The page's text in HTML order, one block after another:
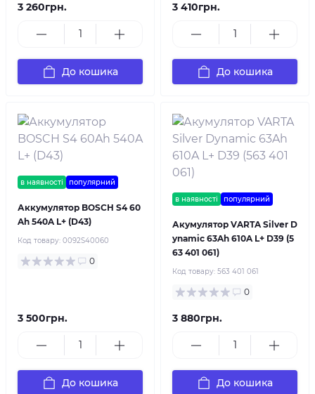
3 260грн.
До кошика
3 410грн.
До кошика
в наявності популярний
Аккумулятор BOSCH S4 60
Ah 540A L+ (D43)
Код товару: 0092S40060
0
3 500грн.
До кошика
в наявності популярний
Акумулятор VARTA Silver D
ynamic 63Ah 610A L+ D39 (5
63 401 061)
Код товару: 563 401 061
0
3 880грн.
До кошика